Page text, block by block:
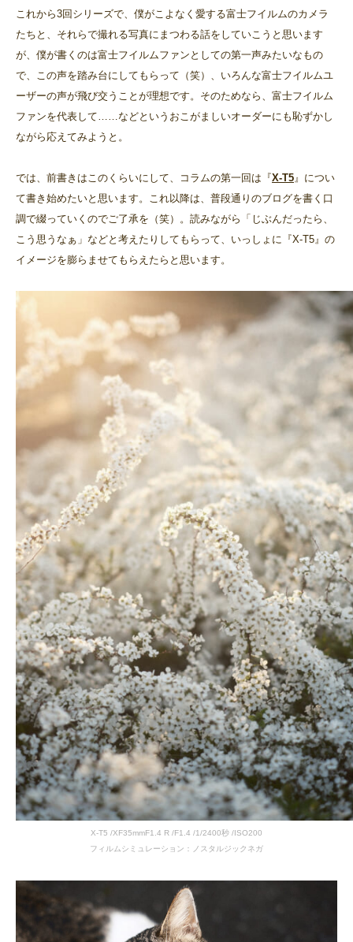
これから3回シリーズで、僕がこよなく愛する富士フイルムのカメラ
たちと、それらで撮れる写真にまつわる話をしていこうと思います
が、僕が書くのは富士フイルムファンとしての第一声みたいなもの
で、この声を踏み台にしてもらって（笑）、いろんな富士フイルムユ
ーザーの声が飛び交うことが理想です。そのためなら、富士フイルム
ファンを代表して……などというおこがましいオーダーにも恥ずかし
ながら応えてみようと。
では、前書きはこのくらいにして、コラムの第一回は『X-T5 』につい
て書き始めたいと思います。これ以降は、普段通りのブログを書く口
調で綴っていくのでご了承を（笑）。読みながら「じぶんだったら、
こう思うなぁ」などと考えたりしてもらって、いっしょに『X-T5』の
イメージを膨らませてもらえたらと思います。
X-T5 /XF35mmF1.4 R /F1.4 /1/2400秒 /ISO200
フィルムシミュレーション：ノスタルジックネガ